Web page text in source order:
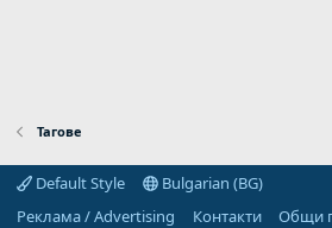
Тагове
Default Style
Bulgarian (BG)
Реклама / Advertising
Контакти
Общи